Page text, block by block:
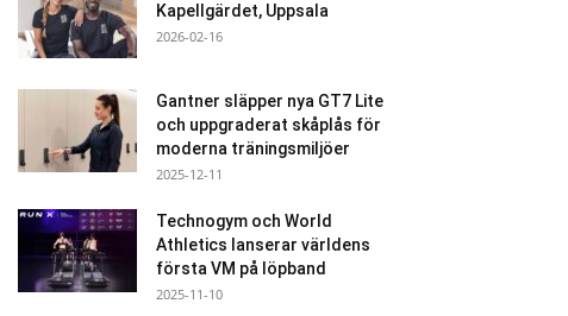
Kapellgärdet, Uppsala
2026-02-16
Gantner släpper nya GT7 Lite
och uppgraderat skåplås för
moderna träningsmiljöer
2025-12-11
Technogym och World
Athletics lanserar världens
första VM på löpband
2025-11-10